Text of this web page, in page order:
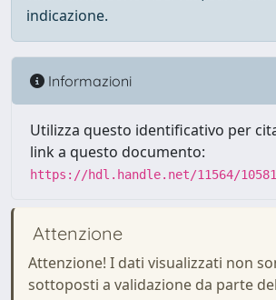
indicazione.
Informazioni
Utilizza questo identificativo per
link a questo documento:
https://hdl.handle.net/11564/
Attenzione
Attenzione! I dati visualizzati non
sottoposti a validazione da parte